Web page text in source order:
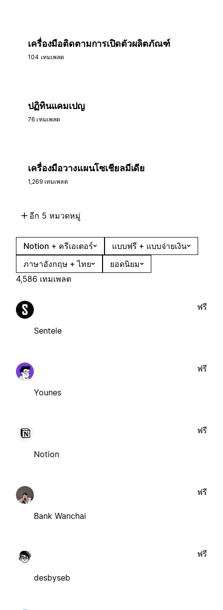
เครื่องมือติดตามการเปิดตัวผลิตภัณฑ์
104 เทมเพลต
ปฏิทินแคมเปญ
76 เทมเพลต
เครื่องมือวางแผนโซเชียลมีเดีย
1,269 เทมเพลต
อีก 5 หมวดหมู่
Notion + ครีเอเตอร์
แบบฟรี + แบบจ่ายเงิน
ภาษาอังกฤษ + ไทย
ยอดนิยม
4,586 เทมเพลต
Sentele
ฟรี
Younes
ฟรี
Notion
ฟรี
Bank Wanchai
ฟรี
desbyseb
ฟรี